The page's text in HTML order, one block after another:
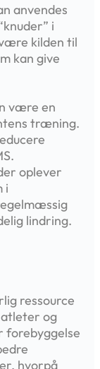
anvendes
i
kilden til
kan give
være en
træning.
oplever
i
lindring.
ressource
og
forebyggelse
hvorpå